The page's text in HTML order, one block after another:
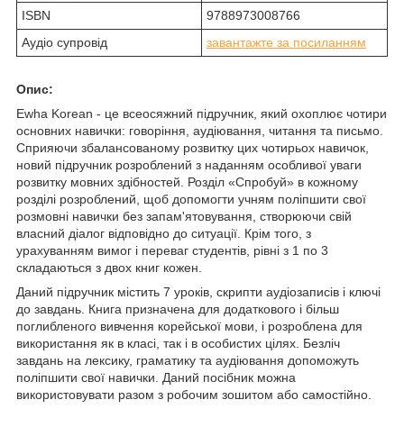
ISBN
9788973008766
Аудіо супровід
завантажте за посиланням
Опис:
Ewha Korean - це всеосяжний підручник, який охоплює чотири
основних навички: говоріння, аудіювання, читання та письмо.
Сприяючи збалансованому розвитку цих чотирьох навичок,
новий підручник розроблений з наданням особливої уваги
розвитку мовних здібностей. Розділ «Спробуй» в кожному
розділі розроблений, щоб допомогти учням поліпшити свої
розмовні навички без запам'ятовування, створюючи свій
власний діалог відповідно до ситуації. Крім того, з
урахуванням вимог і переваг студентів, рівні з 1 по 3
складаються з двох книг кожен.
Даний підручник містить 7 уроків, скрипти аудіозаписів і ключі
до завдань. Книга призначена для додаткового і більш
поглибленого вивчення корейської мови, і розроблена для
використання як в класі, так і в особистих цілях. Безліч
завдань на лексику, граматику та аудіювання допоможуть
поліпшити свої навички. Даний посібник можна
використовувати разом з робочим зошитом або самостійно.